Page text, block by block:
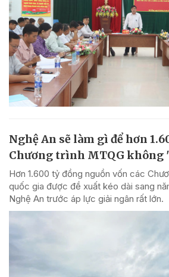
Nghệ An sẽ làm gì để hơn
Chương trình MTQG không
Hơn 1.600 tỷ đồng nguồn vốn các
quốc gia được đề xuất kéo dài sang
Nghệ An trước áp lực giải ngân rất lớn.